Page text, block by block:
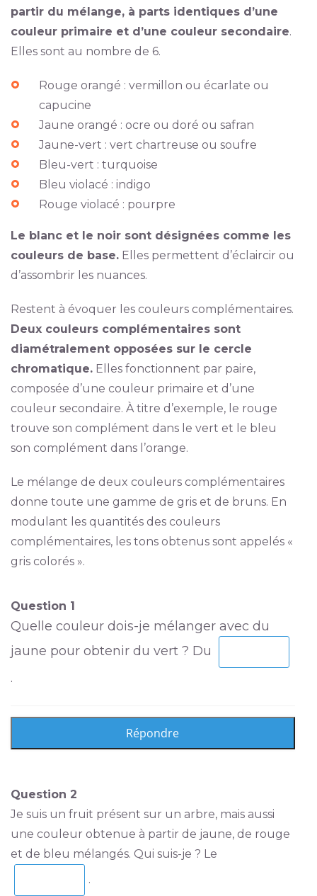
partir du mélange, à parts identiques d’une
couleur primaire et d’une couleur secondaire.
Elles sont au nombre de 6.
Rouge orangé : vermillon ou écarlate ou
capucine
Jaune orangé : ocre ou doré ou safran
Jaune-vert : vert chartreuse ou soufre
Bleu-vert : turquoise
Bleu violacé : indigo
Rouge violacé : pourpre
Le blanc et le noir sont désignées comme les
couleurs de base.Elles permettent d’éclaircir ou
d’assombrir les nuances.
Restent à évoquer les couleurs complémentaires.
Deux couleurs complémentaires sont
diamétralement opposées sur le cercle
chromatique.Elles fonctionnent par paire,
composée d’une couleur primaire et d’une
couleur secondaire. À titre d’exemple, le rouge
trouve son complément dans le vert et le bleu
son complément dans l’orange.
Le mélange de deux couleurs complémentaires
donne toute une gamme de gris et de bruns. En
modulant les quantités des couleurs
complémentaires, les tons obtenus sont appelés «
gris colorés ».
Question 1
Quelle couleur dois-je mélanger avec du
jaune pour obtenir du vert ? Du
.
Question 2
Je suis un fruit présent sur un arbre, mais aussi
une couleur obtenue à partir de jaune, de rouge
et de bleu mélangés. Qui suis-je ? Le
.